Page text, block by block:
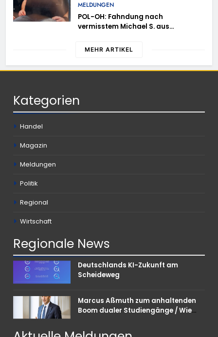
MELDUNGEN
POL-OH: Fahndung nach
vermisstem Michael S. aus
MEHR ARTIKEL
Kategorien
Handel
Magazin
Meldungen
Politik
Regional
Wirtschaft
Regionale News
Deutschlands KI-Zukunft am
Scheideweg
Marcus Aßmuth zum anhaltenden
Boom dualer Studiengänge / Wie
punkten können